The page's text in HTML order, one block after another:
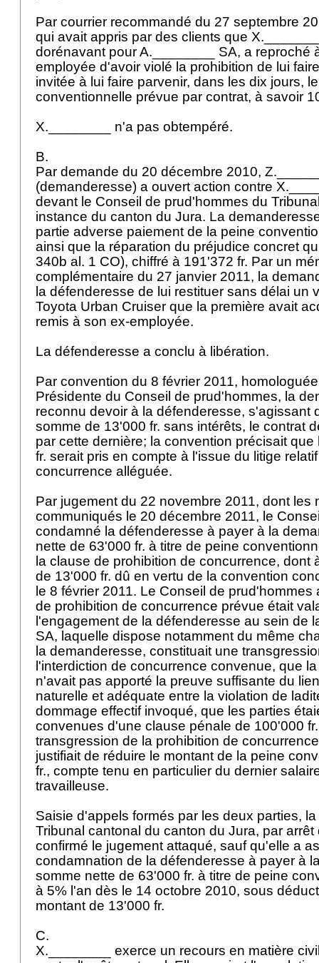
Par courrier recommandé du 27 septembre
qui avait appris par des clients que
dorénavant pour A.________ SA, a reproché
employée d'avoir violé la prohibition de lui
invitée à lui faire parvenir, dans les dix jours,
conventionnelle prévue par contrat, à savoir
X.________ n'a pas obtempéré.
B.
Par demande du 20 décembre 2010,
(demanderesse) a ouvert action contre
devant le Conseil de prud'hommes du
instance du canton du Jura. La
partie adverse paiement de la peine
ainsi que la réparation du préjudice concret
340b al. 1 CO), chiffré à 191'372 fr. Par un
complémentaire du 27 janvier 2011, la
la défenderesse de lui restituer sans délai un
Toyota Urban Cruiser que la première avait
remis à son ex-employée.
La défenderesse a conclu à libération.
Par convention du 8 février 2011,
Présidente du Conseil de prud'hommes, la
reconnu devoir à la défenderesse, s'agissant
somme de 13'000 fr. sans intérêts, le contrat
par cette dernière; la convention précisait
fr. serait pris en compte à l'issue du litige
concurrence alléguée.
Par jugement du 22 novembre 2011, dont les
communiqués le 20 décembre 2011, le
condamné la défenderesse à payer à la
nette de 63'000 fr. à titre de peine
la clause de prohibition de concurrence, dont
de 13'000 fr. dû en vertu de la convention
le 8 février 2011. Le Conseil de
de prohibition de concurrence prévue était
l'engagement de la défenderesse au sein de
SA, laquelle dispose notamment du même
la demanderesse, constituait une
l'interdiction de concurrence convenue, que
n'avait pas apporté la preuve suffisante du
naturelle et adéquate entre la violation de
dommage effectif invoqué, que les parties
convenues d'une clause pénale de 100'000
transgression de la prohibition de
justifiait de réduire le montant de la peine
fr., compte tenu en particulier du dernier
travailleuse.
Saisie d'appels formés par les deux parties,
Tribunal cantonal du canton du Jura, par
confirmé le jugement attaqué, sauf qu'elle a
condamnation de la défenderesse à payer à
somme nette de 63'000 fr. à titre de peine
à 5% l'an dès le 14 octobre 2010, sous
montant de 13'000 fr.
C.
X.________ exerce un recours en matière